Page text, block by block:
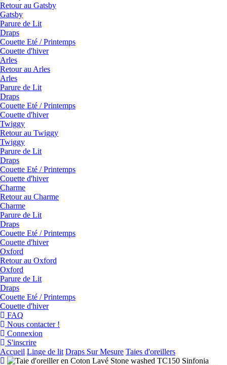
Retour au Gatsby
Gatsby
Parure de Lit
Draps
Couette Eté / Printemps
Couette d'hiver
Arles
Retour au Arles
Arles
Parure de Lit
Draps
Couette Eté / Printemps
Couette d'hiver
Twiggy
Retour au Twiggy
Twiggy
Parure de Lit
Draps
Couette Eté / Printemps
Couette d'hiver
Charme
Retour au Charme
Charme
Parure de Lit
Draps
Couette Eté / Printemps
Couette d'hiver
Oxford
Retour au Oxford
Oxford
Parure de Lit
Draps
Couette Eté / Printemps
Couette d'hiver
FAQ
Nous contacter !
Connexion
S'inscrire
Accueil Linge de lit Draps Sur Mesure Taies d'oreillers